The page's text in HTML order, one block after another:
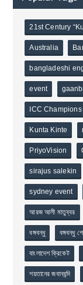
21st Century
Australia
bangladeshi
event
ICC
Kunta Kinte
PriyoVision
sirajus salekin
sydney event
আরজ আলী মাতুব্বর
বঙ্গবন্ধু বঙ্গবন্ধু
বাংলাদেশ ক্রিকেট
শয়তানের জবানবন্দি